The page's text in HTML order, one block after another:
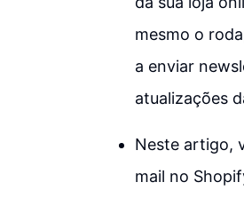
mesmo o
a enviar
atualizações
Neste artigo,
mail no